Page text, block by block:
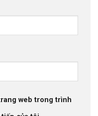
web trong trình